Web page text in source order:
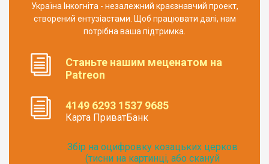
Україна Інкогніта - незалежний краєзнавчий проект,
створений ентузіастами. Щоб працювати далі, нам
потрібна ваша підтримка.
Станьте нашим меценатом на
Patreon
4149 6293 1537 9685
Карта ПриватБанк
Збір на оцифровку козацьких церков
(тисни на картинці, або скануй